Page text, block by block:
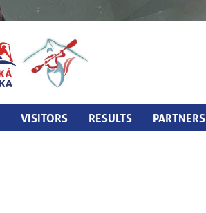
VISITORS RESULTS PARTNERS